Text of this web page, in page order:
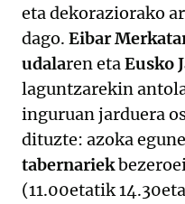
eta dekoraziorako
dago. Eibar
udalaren etaEusko
laguntzarekin
inguruan jarduera
dituzte: azoka
tabernariek
(11.00etatik